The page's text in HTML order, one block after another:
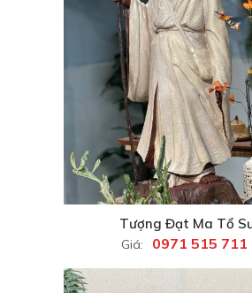
Tượng Đạt Ma Tổ
Giá: 0971 515 711